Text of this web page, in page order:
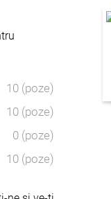
10 (poze)
10 (poze)
0 (poze)
10 (poze)